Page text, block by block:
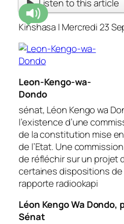
Listen to this article
Kinshasa | Mercredi 23
Leon-Kengo-wa-
Dondo
sénat, Léon Kengo wa
l’existence d’une
de la constitution mise
de l’Etat. Une
de réfléchir sur un projet
certaines dispositions
rapporte radiookapi
Léon Kengo Wa Dondo,
Sénat